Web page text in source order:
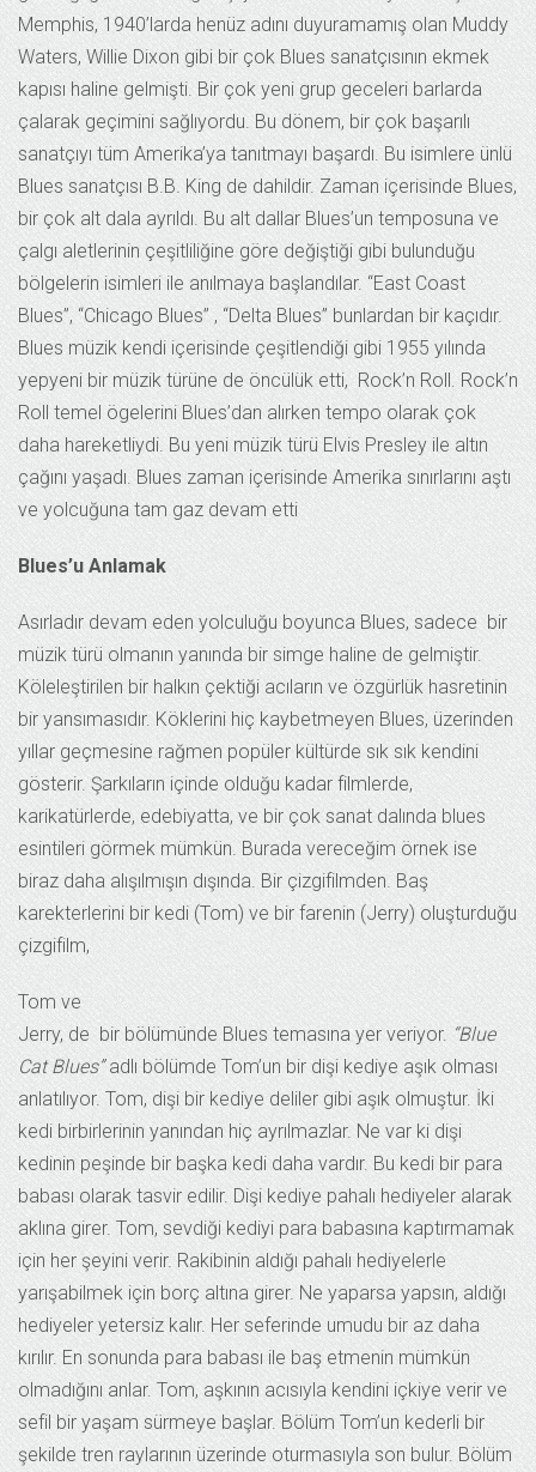
Memphis, 1940’larda henüz adını duyuramamış olan Muddy
Waters, Willie Dixon gibi bir çok Blues sanatçısının ekmek
kapısı haline gelmişti. Bir çok yeni grup geceleri barlarda
çalarak geçimini sağlıyordu. Bu dönem, bir çok başarılı
sanatçıyı tüm Amerika’ya tanıtmayı başardı. Bu isimlere ünlü
Blues sanatçısı B.B. King de dahildir. Zaman içerisinde Blues,
bir çok alt dala ayrıldı. Bu alt dallar Blues’un temposuna ve
çalgı aletlerinin çeşitliliğine göre değiştiği gibi bulunduğu
bölgelerin isimleri ile anılmaya başlandılar. “East Coast
Blues”, “Chicago Blues” , “Delta Blues” bunlardan bir kaçıdır.
Blues müzik kendi içerisinde çeşitlendiği gibi 1955 yılında
yepyeni bir müzik türüne de öncülük etti, Rock’n Roll. Rock’n
Roll temel ögelerini Blues’dan alırken tempo olarak çok
daha hareketliydi. Bu yeni müzik türü Elvis Presley ile altın
çağını yaşadı. Blues zaman içerisinde Amerika sınırlarını aştı
ve yolcuğuna tam gaz devam etti
Blues’u Anlamak
Asırladır devam eden yolculuğu boyunca Blues, sadece bir
müzik türü olmanın yanında bir simge haline de gelmiştir.
Köleleştirilen bir halkın çektiği acıların ve özgürlük hasretinin
bir yansımasıdır. Köklerini hiç kaybetmeyen Blues, üzerinden
yıllar geçmesine rağmen popüler kültürde sık sık kendini
gösterir. Şarkıların içinde olduğu kadar filmlerde,
karikatürlerde, edebiyatta, ve bir çok sanat dalında blues
esintileri görmek mümkün. Burada vereceğim örnek ise
biraz daha alışılmışın dışında. Bir çizgifilmden. Baş
karekterlerini bir kedi (Tom) ve bir farenin (Jerry) oluşturduğu
çizgifilm,
Tom ve
Jerry, de bir bölümünde Blues temasına yer veriyor. “Blue
Cat Blues”adlı bölümde Tom’un bir dişi kediye aşık olması
anlatılıyor. Tom, dişi bir kediye deliler gibi aşık olmuştur. İki
kedi birbirlerinin yanından hiç ayrılmazlar. Ne var ki dişi
kedinin peşinde bir başka kedi daha vardır. Bu kedi bir para
babası olarak tasvir edilir. Dişi kediye pahalı hediyeler alarak
aklına girer. Tom, sevdiği kediyi para babasına kaptırmamak
için her şeyini verir. Rakibinin aldığı pahalı hediyelerle
yarışabilmek için borç altına girer. Ne yaparsa yapsın, aldığı
hediyeler yetersiz kalır. Her seferinde umudu bir az daha
kırılır. En sonunda para babası ile baş etmenin mümkün
olmadığını anlar. Tom, aşkının acısıyla kendini içkiye verir ve
sefil bir yaşam sürmeye başlar. Bölüm Tom’un kederli bir
şekilde tren raylarının üzerinde oturmasıyla son bulur. Bölüm